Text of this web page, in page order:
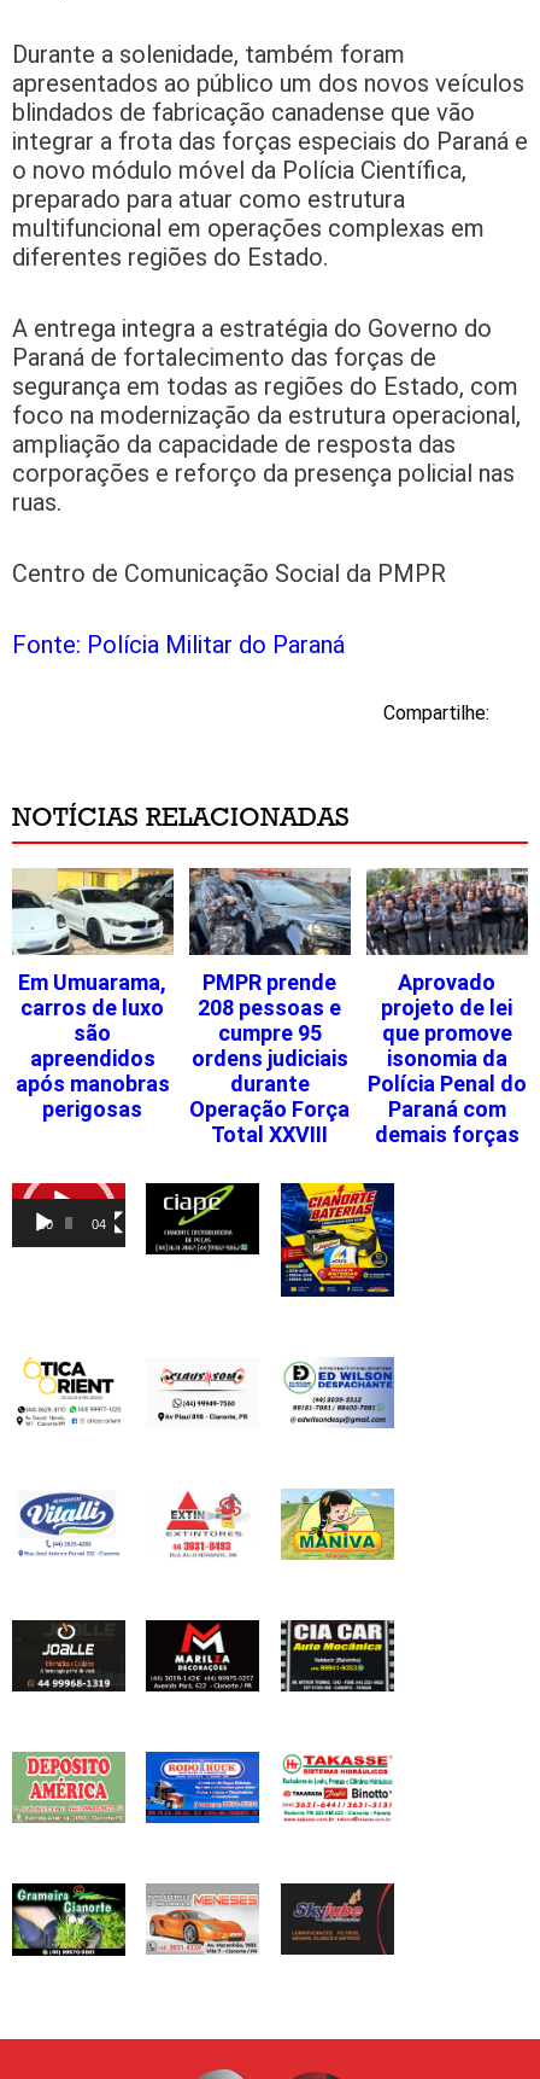
Durante a solenidade, também foram
apresentados ao público um dos novos veículos
blindados de fabricação canadense que vão
integrar a frota das forças especiais do Paraná e
o novo módulo móvel da Polícia Científica,
preparado para atuar como estrutura
multifuncional em operações complexas em
diferentes regiões do Estado.
A entrega integra a estratégia do Governo do
Paraná de fortalecimento das forças de
segurança em todas as regiões do Estado, com
foco na modernização da estrutura operacional,
ampliação da capacidade de resposta das
corporações e reforço da presença policial nas
ruas.
Centro de Comunicação Social da PMPR
Fonte: Polícia Militar do Paraná
Compartilhe:
NOTÍCIAS RELACIONADAS
Em Umuarama,
carros de luxo
são
apreendidos
após manobras
perigosas
PMPR prende
208 pessoas e
cumpre 95
ordens judiciais
durante
Operação Força
Total XXVIII
Aprovado
projeto de lei
que promove
isonomia da
Polícia Penal do
Paraná com
demais forças
Tocador
vídeo
00:00 04:46